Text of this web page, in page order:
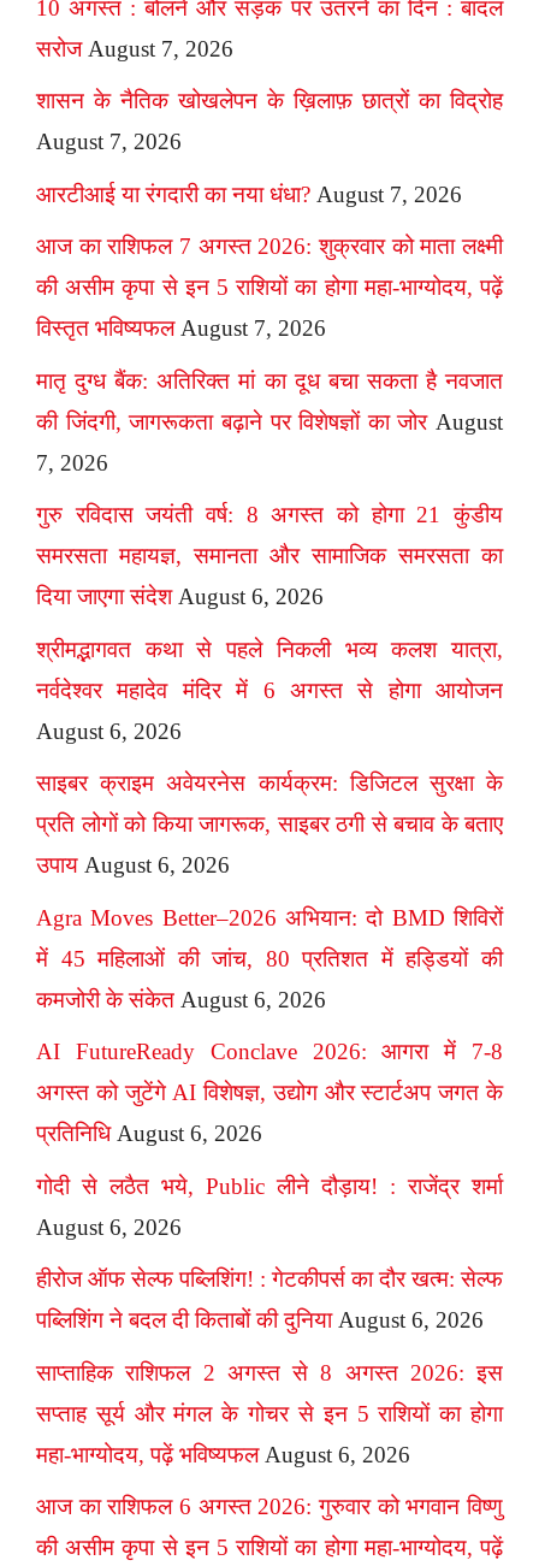
10 अगस्त : बोलने और सड़क पर उतरने का दिन : बादल
सरोज August 7, 2026
शासन के नैतिक खोखलेपन के ख़िलाफ़ छात्रों का विद्रोह
August 7, 2026
आरटीआई या रंगदारी का नया धंधा? August 7, 2026
आज का राशिफल 7 अगस्त 2026: शुक्रवार को माता लक्ष्मी
की असीम कृपा से इन 5 राशियों का होगा महा-भाग्योदय, पढ़ें
विस्तृत भविष्यफल August 7, 2026
मातृ दुग्ध बैंक: अतिरिक्त मां का दूध बचा सकता है नवजात
की जिंदगी, जागरूकता बढ़ाने पर विशेषज्ञों का जोर August
7, 2026
गुरु रविदास जयंती वर्ष: 8 अगस्त को होगा 21 कुंडीय
समरसता महायज्ञ, समानता और सामाजिक समरसता का
दिया जाएगा संदेश August 6, 2026
श्रीमद्भागवत कथा से पहले निकली भव्य कलश यात्रा,
नर्वदेश्वर महादेव मंदिर में 6 अगस्त से होगा आयोजन
August 6, 2026
साइबर क्राइम अवेयरनेस कार्यक्रम: डिजिटल सुरक्षा के
प्रति लोगों को किया जागरूक, साइबर ठगी से बचाव के बताए
उपाय August 6, 2026
Agra Moves Better–2026 अभियान: दो BMD शिविरों
में 45 महिलाओं की जांच, 80 प्रतिशत में हड्डियों की
कमजोरी के संकेत August 6, 2026
AI FutureReady Conclave 2026: आगरा में 7-8
अगस्त को जुटेंगे AI विशेषज्ञ, उद्योग और स्टार्टअप जगत के
प्रतिनिधि August 6, 2026
गोदी से लठैत भये, Public लीने दौड़ाय! : राजेंद्र शर्मा
August 6, 2026
हीरोज ऑफ सेल्फ पब्लिशिंग! : गेटकीपर्स का दौर खत्म: सेल्फ
पब्लिशिंग ने बदल दी किताबों की दुनिया August 6, 2026
साप्ताहिक राशिफल 2 अगस्त से 8 अगस्त 2026: इस
सप्ताह सूर्य और मंगल के गोचर से इन 5 राशियों का होगा
महा-भाग्योदय, पढ़ें भविष्यफल August 6, 2026
आज का राशिफल 6 अगस्त 2026: गुरुवार को भगवान विष्णु
की असीम कृपा से इन 5 राशियों का होगा महा-भाग्योदय, पढ़ें